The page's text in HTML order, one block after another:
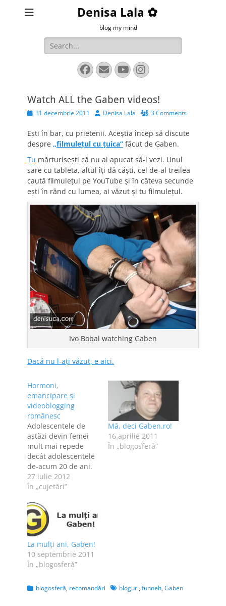
Denisa Lala ✿
blog my mind
Search
for:
Facebook
EmailYouTube
Instagram
Watch ALL the Gaben videos!
Posted
31 decembrie 2011 AuthorDenisa Lala 3 Comments
Eşti în bar, cu prietenii. Aceştia încep să discute
despre „filmuleţul cu ţuica” făcut de Gaben.
Tu mărturiseşti că nu ai apucat să-l vezi. Unul
sare cu tableta, altul îţi dă căşti, cel de-al treilea
caută filmuleţul pe YouTube şi în câteva secunde
eşti în rând cu lumea, ai văzut şi tu filmuleţul.
Ivo Bobal watching Gaben
Dacă nu l-aţi văzut, e aici.
Hormoni,
emancipare şi
videoblogging
românesc
Adolescentele de
astăzi devin femei
mult mai repede
decât adolescentele
de-acum 20 de ani.
O posibilă explicaţie
vine de la "România,
din alimente sunt
vinovaţi de
dezvoltarea
prematură a fetelor.
Mă gândesc că dacă
la patru sau şase ani
încep să-ţi crească
deja…
27 iulie 2012
În „cujetări”
Mă, deci Gaben.ro!
16 aprilie 2011
În „blogosferă”
La mulţi ani, Gaben!
10 septembrie 2011
În „blogosferă”
Categories
blogosferă, recomandări Tagsbloguri, funneh, Gaben